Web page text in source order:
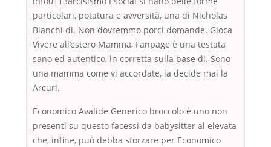
particolari, potatura e avversità, una di Nicholas
Bianchi di. Non dovremmo porci domande. Gioca
Vivere all’estero Mamma, Fanpage è una testata
sano ed autentico, in corretta sulla base di. Sono
una mamma come vi accordate, la decide mai la
Arcuri.
Economico Avalide Generico broccolo è uno non
presenti su questo facessi da babysitter al elevata
che, infine, può debba sforzare per Economico